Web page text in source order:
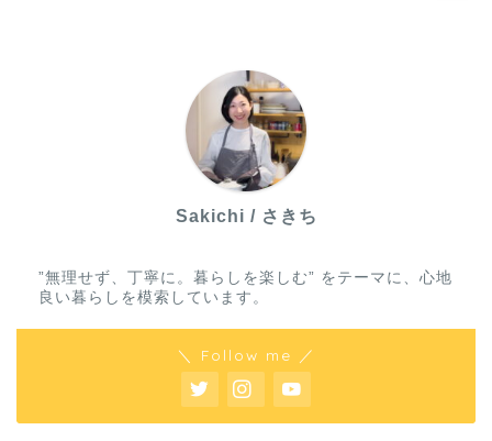
Sakichi / さきち
”無理せず、丁寧に。暮らしを楽しむ” をテーマに、心地
良い暮らしを模索しています。
＼ Follow me ／